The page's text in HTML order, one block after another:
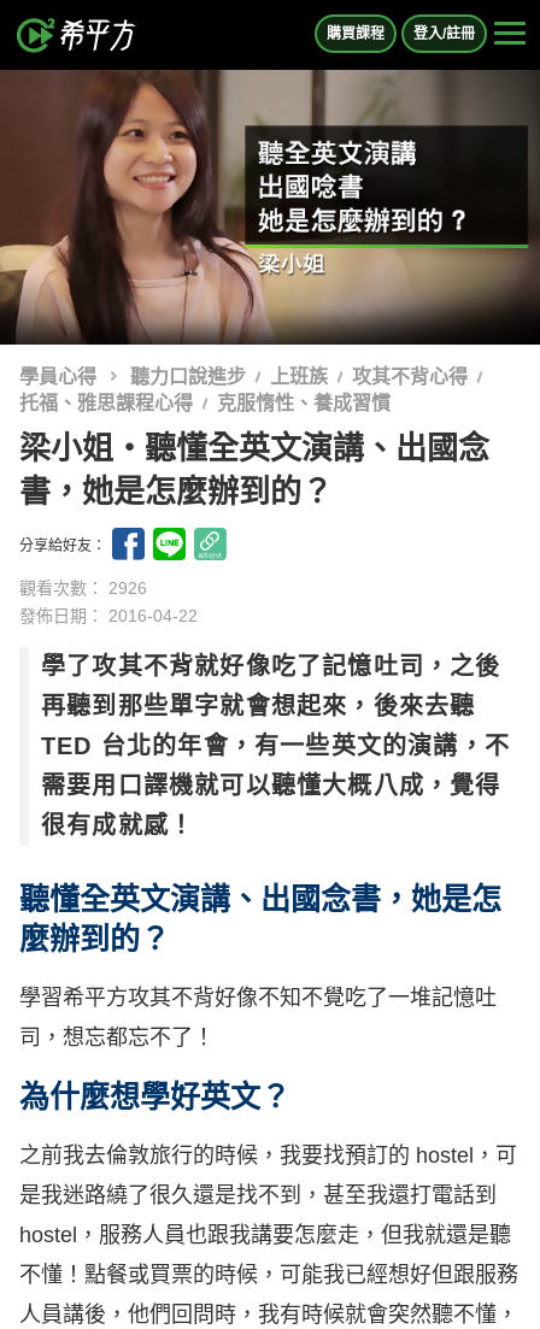
購買課程 登入/註冊
學員心得 聽力口說進步 上班族
攻其不背心得
托福、雅思課程心得
克服惰性、養成習慣
梁小姐・聽懂全英文演講、出國念
書，她是怎麼辦到的？
分享給好友：
觀看次數： 2926
發佈日期： 2016-04-22
學了攻其不背就好像吃了記憶吐司，之後
再聽到那些單字就會想起來，後來去聽
TED 台北的年會，有一些英文的演講，不
需要用口譯機就可以聽懂大概八成，覺得
很有成就感！
聽懂全英文演講、出國念書，她是怎
麼辦到的？
學習希平方攻其不背好像不知不覺吃了一堆記憶吐
司，想忘都忘不了！
為什麼想學好英文？
之前我去倫敦旅行的時候，我要找預訂的 hostel，可
是我迷路繞了很久還是找不到，甚至我還打電話到
hostel，服務人員也跟我講要怎麼走，但我就還是聽
不懂！點餐或買票的時候，可能我已經想好但跟服務
人員講後，他們回問時，我有時候就會突然聽不懂，